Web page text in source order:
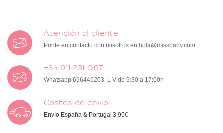
Atención al cliente
Ponte en contacto con nosotros en hola@missbaby.com
+34 911 231 067
Whatsapp 696445203 L-V de 9:30 a 17:00h
Costes de envío
Envío España & Portugal 3,95€